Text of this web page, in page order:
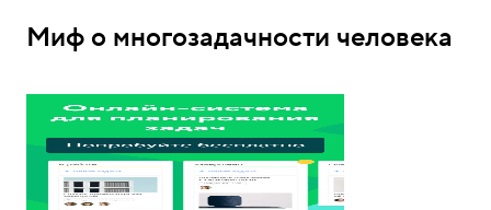
Миф о многозадачности человека